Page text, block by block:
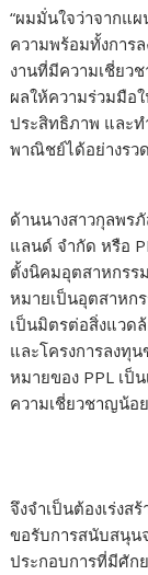
​“ผมมั่นใจว่าจากแ
ความพร้อมทั้งการ
งานที่มีความเชี่ยว
ผลให้ความร่วมมือ
ประสิทธิภาพ และท
พาณิชย์ได้อย่างรว
ด้านนางสาวกุลพร
แลนด์ จำกัด หรือ
ตั้งนิคมอุตสาหกรร
หมายเป็นอุตสาหก
เป็นมิตรต่อสิ่งแวด
และโครงการลงทุ
หมายของ PPL เป็
ความเชี่ยวชาญน้อย
จึงจำเป็นต้องเร่งส
ขอรับการสนับสนุน
ประกอบการที่มีศัก